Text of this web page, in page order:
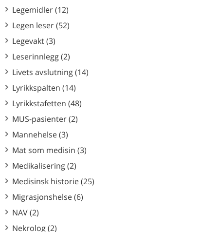
Legemidler (12)
Legen leser (52)
Legevakt (3)
Leserinnlegg (2)
Livets avslutning (14)
Lyrikkspalten (14)
Lyrikkstafetten (48)
MUS-pasienter (2)
Mannehelse (3)
Mat som medisin (3)
Medikalisering (2)
Medisinsk historie (25)
Migrasjonshelse (6)
NAV (2)
Nekrolog (2)